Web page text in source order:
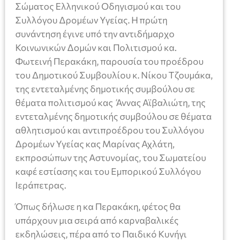
Σώματος Ελληνικού Οδηγισμού και του
Συλλόγου Δρομέων Υγείας. Η πρώτη
συνάντηση έγινε υπό την αντιδήμαρχο
Κοινωνικών Δομών και Πολιτισμού κα.
Φωτεινή Περακάκη, παρουσία του προέδρου
του Δημοτικού Συμβουλίου κ. Νίκου Τζουμάκα,
της εντεταλμένης δημοτικής συμβούλου σε
θέματα πολιτισμού κας Άννας Αϊβαλιώτη, της
εντεταλμένης δημοτικής συμβούλου σε θέματα
αθλητισμού και αντιπροέδρου του Συλλόγου
Δρομέων Υγείας κας Μαρίνας Αχλάτη,
εκπροσώπων της Αστυνομίας, του Σωματείου
καφέ εστίασης και του Εμπορικού Συλλόγου
Ιεράπετρας.
Όπως δήλωσε η κα Περακάκη, φέτος θα
υπάρχουν μια σειρά από καρναβαλικές
εκδηλώσεις, πέρα από το Παιδικό Κυνήγι